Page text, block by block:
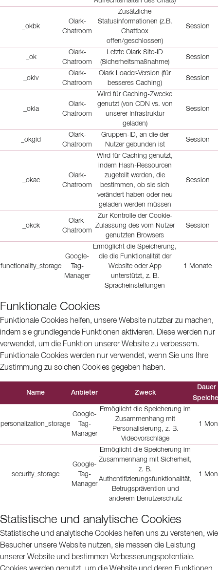
_okbk
Olark-
Chatroom
Zusätzliche
Statusinformationen (z.B.
Chattbox
offen/geschlossen)
Session
_ok
Olark-
Chatroom
Letzte Olark Site-ID
(Sicherheitsmaßnahme)
Session
_oklv
Olark-
Chatroom
Olark Loader-Version (für
besseres Caching)
Session
_okla
Olark-
Chatroom
Wird für Caching-Zwecke
genutzt (von CDN vs. von
unserer Infrastruktur
geladen)
Session
_okgid
Olark-
Chatroom
Gruppen-ID, an die der
Nutzer gebunden ist
Session
_okac
Olark-
Chatroom
Wird für Caching genutzt,
indem Hash-Ressourcen
zugeteilt werden, die
bestimmen, ob sie sich
verändert haben oder neu
geladen werden müssen
Session
_okck
Olark-
Chatroom
Zur Kontrolle der Cookie-
Zulassung des vom Nutzer
genutzten Browsers
Session
functionality_storage
Google-
Tag-
Manager
Ermöglicht die Speicherung,
die die Funktionalität der
Website oder App
unterstützt, z. B.
Spracheinstellungen
1 Monate
Funktionale Cookies
Funktionale Cookies helfen, unsere Website nutzbar zu machen,
indem sie grundlegende Funktionen aktivieren. Diese werden nur
verwendet, um die Funktion unserer Website zu verbessern.
Funktionale Cookies werden nur verwendet, wenn Sie uns Ihre
Zustimmung zu solchen Cookies gegeben haben.
Name Anbieter Zweck
Dauer
personalization_storage
Google-
Tag-
Manager
Ermöglicht die Speicherung im
Zusammenhang mit
Personalisierung, z. B.
Videovorschläge
1
security_storage
Google-
Tag-
Manager
Ermöglicht die Speicherung im
Zusammenhang mit Sicherheit,
z. B.
Authentifizierungsfunktionalität,
Betrugsprävention und
anderem Benutzerschutz
1
Statistische und analytische Cookies
Statistische und analytische Cookies helfen uns zu verstehen, wie
Besucher unsere Website nutzen, sie messen die Leistung
unserer Website und bestimmen Verbesserungspotentiale.